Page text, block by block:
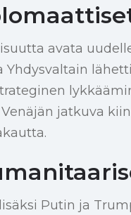
avata
jatkuva
Putin ja